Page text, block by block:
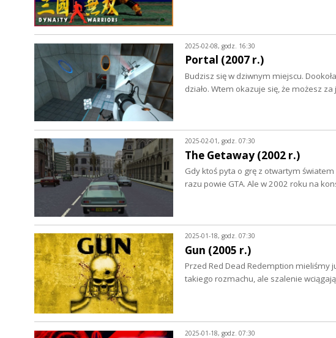
2025-02-08, godz. 16:30
Portal (2007 r.)
Budzisz się w dziwnym miejscu.
działo. Wtem okazuje się, że możesz
2025-02-01, godz. 07:30
The Getaway (2002 r.)
Gdy ktoś pyta o grę z otwartym
razu powie GTA. Ale w 2002 roku na
2025-01-18, godz. 07:30
Gun (2005 r.)
Przed Red Dead Redemption mieliśmy
takiego rozmachu, ale szalenie
2025-01-18, godz. 07:30